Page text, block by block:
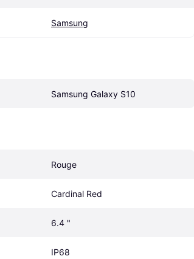
Samsung
Samsung Galaxy S10
Rouge
Cardinal Red
6.4 "
IP68